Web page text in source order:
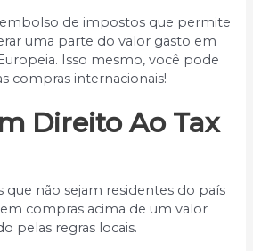
de impostos que permite
uma parte do valor gasto em
Isso mesmo, você pode
compras internacionais!
Direito Ao Tax
que não sejam residentes do país
compras acima de um valor
pelas regras locais.